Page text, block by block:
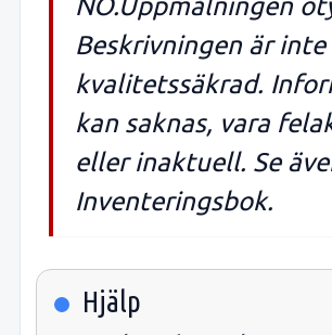
NÖ.Uppmålningen
Beskrivningen är inte
kvalitetssäkrad.
kan saknas, vara
eller inaktuell. Se
Inventeringsbok.
Hjälp